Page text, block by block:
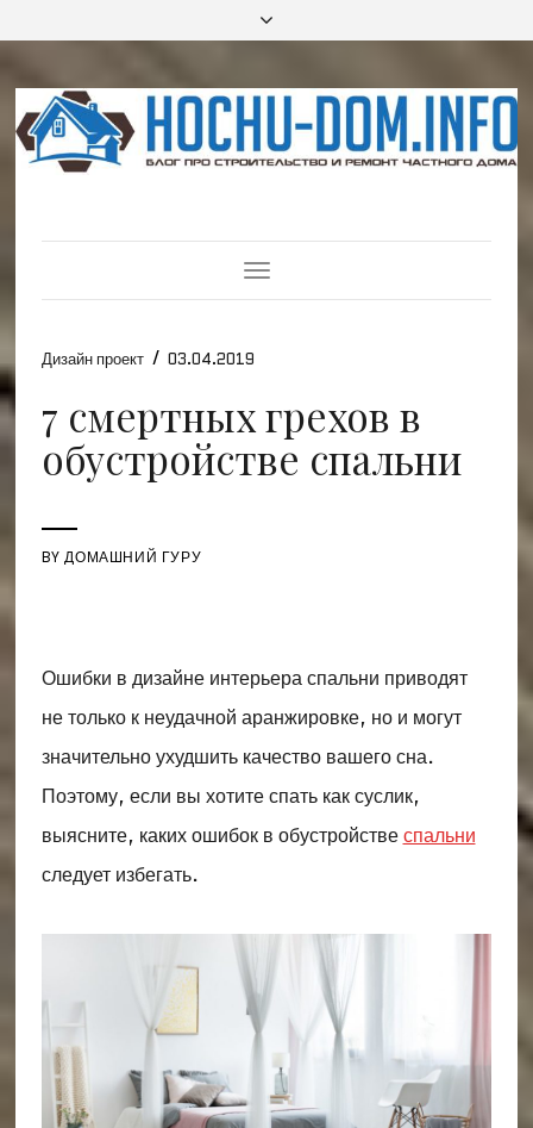
Toggle
Navigation
Дизайн проект / 03.04.2019
7 смертных грехов в
обустройстве спальни
BYДОМАШНИЙ ГУРУ
Ошибки в дизайне интерьера спальни приводят
не только к неудачной аранжировке, но и могут
значительно ухудшить качество вашего сна.
Поэтому, если вы хотите спать как суслик,
выясните, каких ошибок в обустройствеспальни
следует избегать.